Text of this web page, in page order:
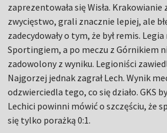
zaprezentowała się Wisła. Krakowianie
zwycięstwo, grali znacznie lepiej, ale
zadecydowały o tym, że był remis.
Sportingiem, a po meczu z Górnikiem
zadowolony z wyniku. Legioniści
Najgorzej jednak zagrał Lech. Wynik
odzwierciedla tego, co się działo. GKS
Lechici powinni mówić o szczęściu, że
się tylko porażką 0:1.